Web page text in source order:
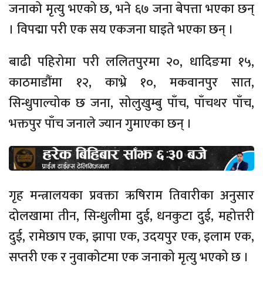
जनाको मृत्यु भएको छ, भने ६७ जना बेपत्ता भएका छन्
। विपद्मा परी एक सय एकजना घाइते भएका छन् ।
बाढी पहिरोमा परी ललितपुरमा २०, धादिङमा १५,
काठमाडौंमा १२, काभ्रे १०, मकवानपुर सात,
सिन्धुपाल्चोक छ जना, सोलुखुम्बु पाँच, पाँचथर पाँच,
भक्तपुर पाँच जनाले ज्यान गुमाएका छन् ।
गृह मन्त्रालयका प्रवक्ता ऋषिराम तिवारीका अनुसार
दोलखामा तीन, सिन्धुलीमा दुई, धनकुटा दुई, महोत्तरी
दुई, रामेछाप एक, झापा एक, उदयपुर एक, इलाम एक,
सप्तरी एक र नुवाकोटमा एक जनाको मृत्यु भएको छ ।